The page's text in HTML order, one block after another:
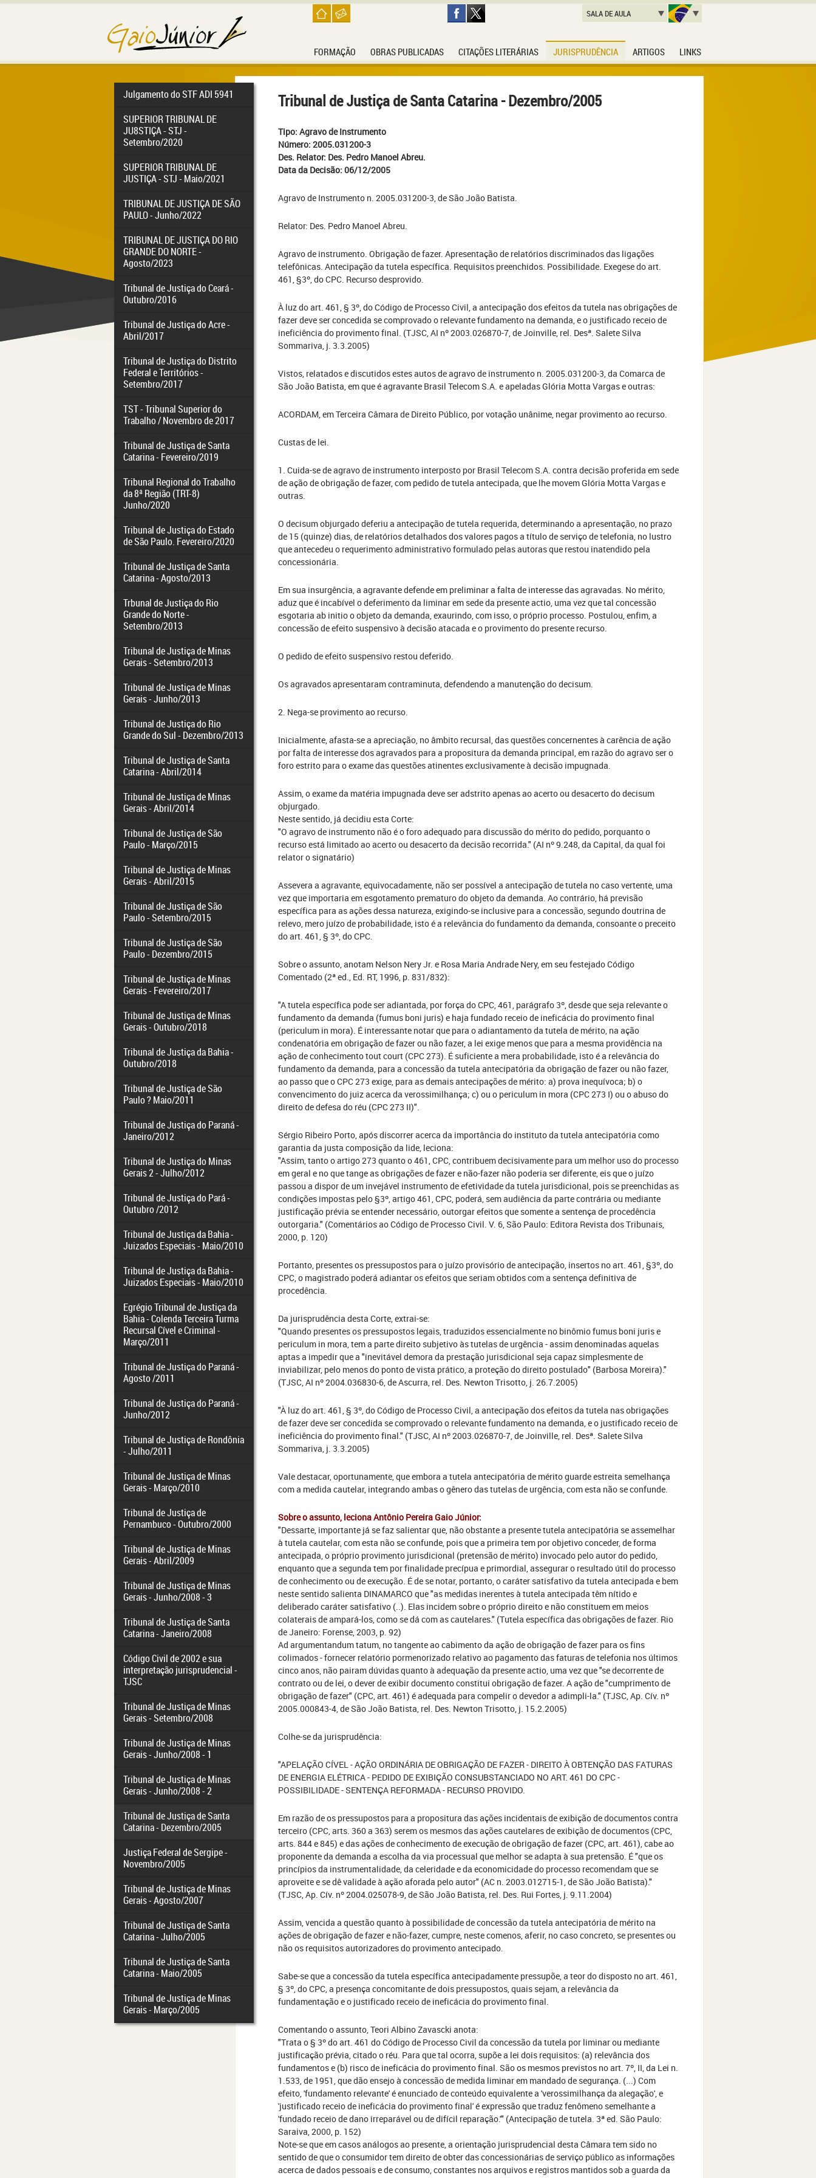
FORMAÇÃO OBRAS PUBLICADAS CITAÇÕES LITERÁRIAS JURISPRUDÊNCIA ARTIGOS LINKS
SALA DE AULA
Julgamento do STF ADI 5941
SUPERIOR TRIBUNAL DE
JU8STIÇA - STJ -
Setembro/2020
SUPERIOR TRIBUNAL DE
JUSTIÇA - STJ - Maio/2021
TRIBUNAL DE JUSTIÇA DE SÃO
PAULO - Junho/2022
TRIBUNAL DE JUSTIÇA DO RIO
GRANDE DO NORTE -
Agosto/2023
Tribunal de Justiça do Ceará -
Outubro/2016
Tribunal de Justiça do Acre -
Abril/2017
Tribunal de Justiça do Distrito
Federal e Territórios -
Setembro/2017
TST - Tribunal Superior do
Trabalho / Novembro de 2017
Tribunal de Justiça de Santa
Catarina - Fevereiro/2019
Tribunal Regional do Trabalho
da 8ª Região (TRT-8)
Junho/2020
Tribunal de Justiça do Estado
de São Paulo. Fevereiro/2020
Tribunal de Justiça de Santa
Catarina - Agosto/2013
Trbunal de Justiça do Rio
Grande do Norte -
Setembro/2013
Tribunal de Justiça de Minas
Gerais - Setembro/2013
Tribunal de Justiça de Minas
Gerais - Junho/2013
Tribunal de Justiça do Rio
Grande do Sul - Dezembro/2013
Tribunal de Justiça de Santa
Catarina - Abril/2014
Tribunal de Justiça de Minas
Gerais - Abril/2014
Tribunal de Justiça de São
Paulo - Março/2015
Tribunal de Justiça de Minas
Gerais - Abril/2015
Tribunal de Justiça de São
Paulo - Setembro/2015
Tribunal de Justiça de São
Paulo - Dezembro/2015
Tribunal de Justiça de Minas
Gerais - Fevereiro/2017
Tribunal de Justiça de Minas
Gerais - Outubro/2018
Tribunal de Justiça da Bahia -
Outubro/2018
Tribunal de Justiça de São
Paulo ? Maio/2011
Tribunal de Justiça do Paraná -
Janeiro/2012
Tribunal de Justiça do Minas
Gerais 2 - Julho/2012
Tribunal de Justiça do Pará -
Outubro /2012
Tribunal de Justiça da Bahia -
Juizados Especiais - Maio/2010
Tribunal de Justiça da Bahia -
Juizados Especiais - Maio/2010
Egrégio Tribunal de Justiça da
Bahia - Colenda Terceira Turma
Recursal Cível e Criminal -
Março/2011
Tribunal de Justiça do Paraná -
Agosto /2011
Tribunal de Justiça do Paraná -
Junho/2012
Tribunal de Justiça de Rondônia
- Julho/2011
Tribunal de Justiça de Minas
Gerais - Março/2010
Tribunal de Justiça de
Pernambuco - Outubro/2000
Tribunal de Justiça de Minas
Gerais - Abril/2009
Tribunal de Justiça de Minas
Gerais - Junho/2008 - 3
Tribunal de Justiça de Santa
Catarina - Janeiro/2008
Código Civil de 2002 e sua
interpretação jurisprudencial -
TJSC
Tribunal de Justiça de Minas
Gerais - Setembro/2008
Tribunal de Justiça de Minas
Gerais - Junho/2008 - 1
Tribunal de Justiça de Minas
Gerais - Junho/2008 - 2
Tribunal de Justiça de Santa
Catarina - Dezembro/2005
Justiça Federal de Sergipe -
Novembro/2005
Tribunal de Justiça de Minas
Gerais - Agosto/2007
Tribunal de Justiça de Santa
Catarina - Julho/2005
Tribunal de Justiça de Santa
Catarina - Maio/2005
Tribunal de Justiça de Minas
Gerais - Março/2005
Tribunal de Justiça de Santa Catarina - Dezembro/2005
Tipo: Agravo de Instrumento
Número: 2005.031200-3
Des. Relator: Des. Pedro Manoel Abreu.
Data da Decisão: 06/12/2005
Agravo de Instrumento n. 2005.031200-3, de São João Batista.
Relator: Des. Pedro Manoel Abreu.
Agravo de instrumento. Obrigação de fazer. Apresentação de relatórios discriminados das ligações
telefônicas. Antecipação da tutela específica. Requisitos preenchidos. Possibilidade. Exegese do art.
461, §3º, do CPC. Recurso desprovido.
À luz do art. 461, § 3º, do Código de Processo Civil, a antecipação dos efeitos da tutela nas obrigações de
fazer deve ser concedida se comprovado o relevante fundamento na demanda, e o justificado receio de
ineficiência do provimento final. (TJSC, AI nº 2003.026870-7, de Joinville, rel. Desª. Salete Silva
Sommariva, j. 3.3.2005)
Vistos, relatados e discutidos estes autos de agravo de instrumento n. 2005.031200-3, da Comarca de
São João Batista, em que é agravante Brasil Telecom S.A. e apeladas Glória Motta Vargas e outras:
ACORDAM, em Terceira Câmara de Direito Público, por votação unânime, negar provimento ao recurso.
Custas de lei.
1. Cuida-se de agravo de instrumento interposto por Brasil Telecom S.A. contra decisão proferida em sede
de ação de obrigação de fazer, com pedido de tutela antecipada, que lhe movem Glória Motta Vargas e
outras.
O decisum objurgado deferiu a antecipação de tutela requerida, determinando a apresentação, no prazo
de 15 (quinze) dias, de relatórios detalhados dos valores pagos a título de serviço de telefonia, no lustro
que antecedeu o requerimento administrativo formulado pelas autoras que restou inatendido pela
concessionária.
Em sua insurgência, a agravante defende em preliminar a falta de interesse das agravadas. No mérito,
aduz que é incabível o deferimento da liminar em sede da presente actio, uma vez que tal concessão
esgotaria ab initio o objeto da demanda, exaurindo, com isso, o próprio processo. Postulou, enfim, a
concessão de efeito suspensivo à decisão atacada e o provimento do presente recurso.
O pedido de efeito suspensivo restou deferido.
Os agravados apresentaram contraminuta, defendendo a manutenção do decisum.
2. Nega-se provimento ao recurso.
Inicialmente, afasta-se a apreciação, no âmbito recursal, das questões concernentes à carência de ação
por falta de interesse dos agravados para a propositura da demanda principal, em razão do agravo ser o
foro estrito para o exame das questões atinentes exclusivamente à decisão impugnada.
Assim, o exame da matéria impugnada deve ser adstrito apenas ao acerto ou desacerto do decisum
objurgado.
Neste sentido, já decidiu esta Corte:
"O agravo de instrumento não é o foro adequado para discussão do mérito do pedido, porquanto o
recurso está limitado ao acerto ou desacerto da decisão recorrida." (AI nº 9.248, da Capital, da qual foi
relator o signatário)
Assevera a agravante, equivocadamente, não ser possível a antecipação de tutela no caso vertente, uma
vez que importaria em esgotamento prematuro do objeto da demanda. Ao contrário, há previsão
específica para as ações dessa natureza, exigindo-se inclusive para a concessão, segundo doutrina de
relevo, mero juízo de probabilidade, isto é a relevância do fundamento da demanda, consoante o preceito
do art. 461, § 3º, do CPC.
Sobre o assunto, anotam Nelson Nery Jr. e Rosa Maria Andrade Nery, em seu festejado Código
Comentado (2ª ed., Ed. RT, 1996, p. 831/832):
"A tutela específica pode ser adiantada, por força do CPC, 461, parágrafo 3º, desde que seja relevante o
fundamento da demanda (fumus boni juris) e haja fundado receio de ineficácia do provimento final
(periculum in mora). É interessante notar que para o adiantamento da tutela de mérito, na ação
condenatória em obrigação de fazer ou não fazer, a lei exige menos que para a mesma providência na
ação de conhecimento tout court (CPC 273). É suficiente a mera probabilidade, isto é a relevância do
fundamento da demanda, para a concessão da tutela antecipatória da obrigação de fazer ou não fazer,
ao passo que o CPC 273 exige, para as demais antecipações de mérito: a) prova inequívoca; b) o
convencimento do juiz acerca da verossimilhança; c) ou o periculum in mora (CPC 273 I) ou o abuso do
direito de defesa do réu (CPC 273 II)".
Sérgio Ribeiro Porto, após discorrer acerca da importância do instituto da tutela antecipatória como
garantia da justa composição da lide, leciona:
"Assim, tanto o artigo 273 quanto o 461, CPC, contribuem decisivamente para um melhor uso do processo
em geral e no que tange as obrigações de fazer e não-fazer não poderia ser diferente, eis que o juízo
passou a dispor de um invejável instrumento de efetividade da tutela jurisdicional, pois se preenchidas as
condições impostas pelo §3º, artigo 461, CPC, poderá, sem audiência da parte contrária ou mediante
justificação prévia se entender necessário, outorgar efeitos que somente a sentença de procedência
outorgaria." (Comentários ao Código de Processo Civil. V. 6, São Paulo: Editora Revista dos Tribunais,
2000, p. 120)
Portanto, presentes os pressupostos para o juízo provisório de antecipação, insertos no art. 461, §3º, do
CPC, o magistrado poderá adiantar os efeitos que seriam obtidos com a sentença definitiva de
procedência.
Da jurisprudência desta Corte, extrai-se:
"Quando presentes os pressupostos legais, traduzidos essencialmente no binômio fumus boni juris e
periculum in mora, tem a parte direito subjetivo às tutelas de urgência - assim denominadas aquelas
aptas a impedir que a "inevitável demora da prestação jurisdicional seja capaz simplesmente de
inviabilizar, pelo menos do ponto de vista prático, a proteção do direito postulado" (Barbosa Moreira)."
(TJSC, AI nº 2004.036830-6, de Ascurra, rel. Des. Newton Trisotto, j. 26.7.2005)
"À luz do art. 461, § 3º, do Código de Processo Civil, a antecipação dos efeitos da tutela nas obrigações
de fazer deve ser concedida se comprovado o relevante fundamento na demanda, e o justificado receio de
ineficiência do provimento final." (TJSC, AI nº 2003.026870-7, de Joinville, rel. Desª. Salete Silva
Sommariva, j. 3.3.2005)
Vale destacar, oportunamente, que embora a tutela antecipatória de mérito guarde estreita semelhança
com a medida cautelar, integrando ambas o gênero das tutelas de urgência, com esta não se confunde.
Sobre o assunto, leciona Antônio Pereira Gaio Júnior:
"Dessarte, importante já se faz salientar que, não obstante a presente tutela antecipatória se assemelhar
à tutela cautelar, com esta não se confunde, pois que a primeira tem por objetivo conceder, de forma
antecipada, o próprio provimento jurisdicional (pretensão de mérito) invocado pelo autor do pedido,
enquanto que a segunda tem por finalidade precípua e primordial, assegurar o resultado útil do processo
de conhecimento ou de execução. É de se notar, portanto, o caráter satisfativo da tutela antecipada e bem
neste sentido salienta DINAMARCO que "as medidas inerentes à tutela antecipada têm nítido e
deliberado caráter satisfativo (..). Elas incidem sobre o próprio direito e não constituem em meios
colaterais de ampará-los, como se dá com as cautelares." (Tutela específica das obrigações de fazer. Rio
de Janeiro: Forense, 2003, p. 92)
Ad argumentandum tatum, no tangente ao cabimento da ação de obrigação de fazer para os fins
colimados - fornecer relatório pormenorizado relativo ao pagamento das faturas de telefonia nos últimos
cinco anos, não pairam dúvidas quanto à adequação da presente actio, uma vez que "se decorrente de
contrato ou de lei, o dever de exibir documento constitui obrigação de fazer. A ação de "cumprimento de
obrigação de fazer" (CPC, art. 461) é adequada para compelir o devedor a adimpli-la." (TJSC, Ap. Cív. nº
2005.000843-4, de São João Batista, rel. Des. Newton Trisotto, j. 15.2.2005)
Colhe-se da jurisprudência:
"APELAÇÃO CÍVEL - AÇÃO ORDINÁRIA DE OBRIGAÇÃO DE FAZER - DIREITO À OBTENÇÃO DAS FATURAS
DE ENERGIA ELÉTRICA - PEDIDO DE EXIBIÇÃO CONSUBSTANCIADO NO ART. 461 DO CPC -
POSSIBILIDADE - SENTENÇA REFORMADA - RECURSO PROVIDO.
Em razão de os pressupostos para a propositura das ações incidentais de exibição de documentos contra
terceiro (CPC, arts. 360 a 363) serem os mesmos das ações cautelares de exibição de documentos (CPC,
arts. 844 e 845) e das ações de conhecimento de execução de obrigação de fazer (CPC, art. 461), cabe ao
proponente da demanda a escolha da via processual que melhor se adapta à sua pretensão. É "que os
princípios da instrumentalidade, da celeridade e da economicidade do processo recomendam que se
aproveite e se dê validade à ação aforada pelo autor" (AC n. 2003.012715-1, de São João Batista)."
(TJSC, Ap. Cív. nº 2004.025078-9, de São João Batista, rel. Des. Rui Fortes, j. 9.11.2004)
Assim, vencida a questão quanto à possibilidade de concessão da tutela antecipatória de mérito na
ações de obrigação de fazer e não-fazer, cumpre, neste comenos, aferir, no caso concreto, se presentes ou
não os requisitos autorizadores do provimento antecipado.
Sabe-se que a concessão da tutela específica antecipadamente pressupõe, a teor do disposto no art. 461,
§ 3º, do CPC, a presença concomitante de dois pressupostos, quais sejam, a relevância da
fundamentação e o justificado receio de ineficácia do provimento final.
Comentando o assunto, Teori Albino Zavascki anota:
"Trata o § 3º do art. 461 do Código de Processo Civil da concessão da tutela por liminar ou mediante
justificação prévia, citado o réu. Para que tal ocorra, supõe a lei dois requisitos: (a) relevância dos
fundamentos e (b) risco de ineficácia do provimento final. São os mesmos previstos no art. 7º, II, da Lei n.
1.533, de 1951, que dão ensejo à concessão de medida liminar em mandado de segurança. (...) Com
efeito, 'fundamento relevante' é enunciado de conteúdo equivalente a 'verossimilhança da alegação', e
'justificado receio de ineficácia do provimento final' é expressão que traduz fenômeno semelhante a
'fundado receio de dano irreparável ou de difícil reparação.'" (Antecipação de tutela. 3ª ed. São Paulo:
Saraiva, 2000, p. 152)
Note-se que em casos análogos ao presente, a orientação jurisprudencial desta Câmara tem sido no
sentido de que o consumidor tem direito de obter das concessionárias de serviço público as informações
acerca de dados pessoais e de consumo, constantes nos arquivos e registros mantidos sob a guarda da